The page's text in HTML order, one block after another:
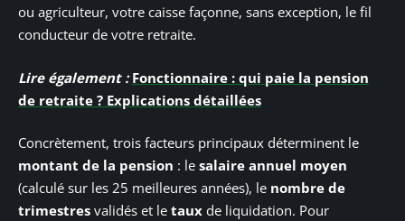
ou agriculteur, votre caisse façonne, sans exception, le fil
conducteur de votre retraite.
Lire également : Fonctionnaire : qui paie la pension
de retraite ? Explications détaillées
Concrètement, trois facteurs principaux déterminent le
montant de la pension : le salaire annuel moyen
(calculé sur les 25 meilleures années), le nombre de
trimestres validés et le taux de liquidation. Pour